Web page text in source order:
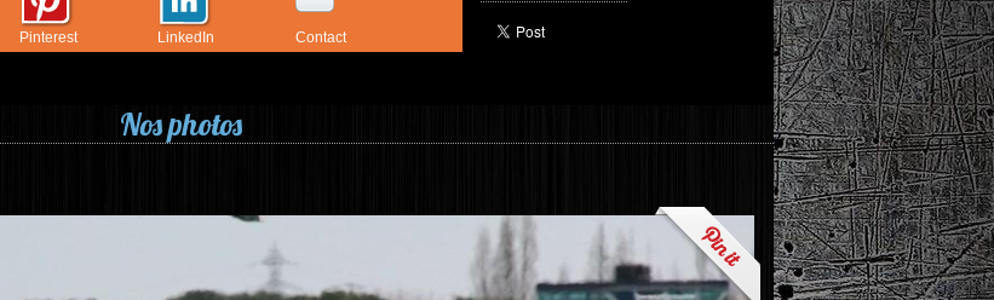
Pinterest LinkedIn Contact
Nos photos